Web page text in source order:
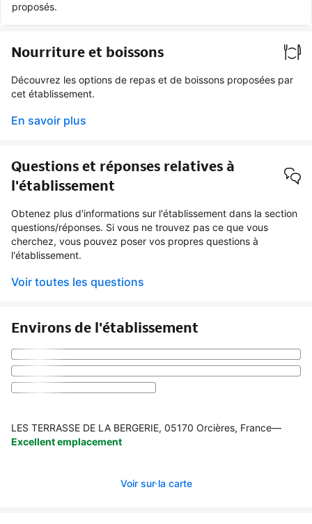
proposés.
Nourriture et boissons
Découvrez les options de repas et de boissons proposées par
cet établissement.
En savoir plus
Questions et réponses relatives à
l'établissement
Obtenez plus d'informations sur l'établissement dans la section
questions/réponses. Si vous ne trouvez pas ce que vous
cherchez, vous pouvez poser vos propres questions à
l'établissement.
Voir toutes les questions
Environs de l'établissement
LES TERRASSE DE LA BERGERIE, 05170 Orcières, France—
Excellent emplacement
Voir sur la carte